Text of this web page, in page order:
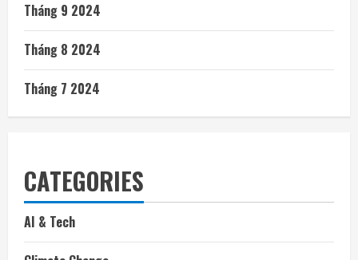
Tháng 9 2024
Tháng 8 2024
Tháng 7 2024
CATEGORIES
AI & Tech